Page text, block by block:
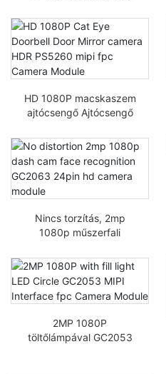
AI kamera modul
HD 1080P macskaszem
ajtócsengő Ajtócsengő
PS5260 mipi FPC
Kamera Modul
Nincs torzítás, 2mp
1080p műszerfali
GC2063 24 tűs HD
kamera modul
2MP 1080P
töltőlámpával GC2053